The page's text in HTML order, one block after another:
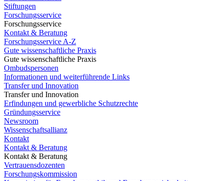
Stiftungen
Forschungsservice
Forschungsservice
Kontakt & Beratung
Forschungsservice A-Z
Gute wissenschaftliche Praxis
Gute wissenschaftliche Praxis
Ombudspersonen
Informationen und weiterführende Links
Transfer und Innovation
Transfer und Innovation
Erfindungen und gewerbliche Schutzrechte
Gründungsservice
Newsroom
Wissenschaftsallianz
Kontakt
Kontakt & Beratung
Kontakt & Beratung
Vertrauensdozenten
Forschungskommission